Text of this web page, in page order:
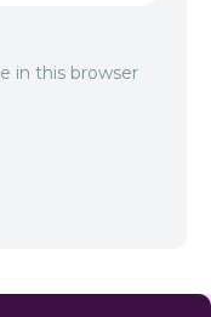
in this browser